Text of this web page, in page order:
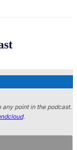
point in the podcast.
.